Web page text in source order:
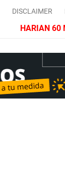
DISCLAIMER
HARIAN 60